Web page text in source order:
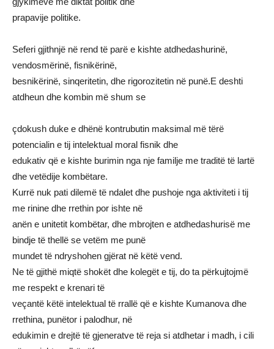
prapavije politike.
Seferi gjithnjë në rend të parë e kishte atdhedashurinë,
vendosmërinë, fisnikërinë,
besnikërinë, sinqeritetin, dhe rigorozitetin në punë.E deshti
atdheun dhe kombin më shum se
çdokush duke e dhënë kontrubutin maksimal më tërë
potencialin e tij intelektual moral fisnik dhe
edukativ që e kishte burimin nga nje familje me traditë të lartë
dhe vetëdije kombëtare.
Kurrë nuk pati dilemë të ndalet dhe pushoje nga aktiviteti i tij
me rinine dhe rrethin por ishte në
anën e unitetit kombëtar, dhe mbrojten e atdhedashurisë me
bindje të thellë se vetëm me punë
mundet të ndryshohen gjërat në këtë vend.
Ne të gjithë miqtë shokët dhe kolegët e tij, do ta përkujtojmë
me respekt e krenari të
veçantë këtë intelektual të rrallë që e kishte Kumanova dhe
rrethina, punëtor i palodhur, në
edukimin e drejtë të gjeneratve të reja si atdhetar i madh, i cili